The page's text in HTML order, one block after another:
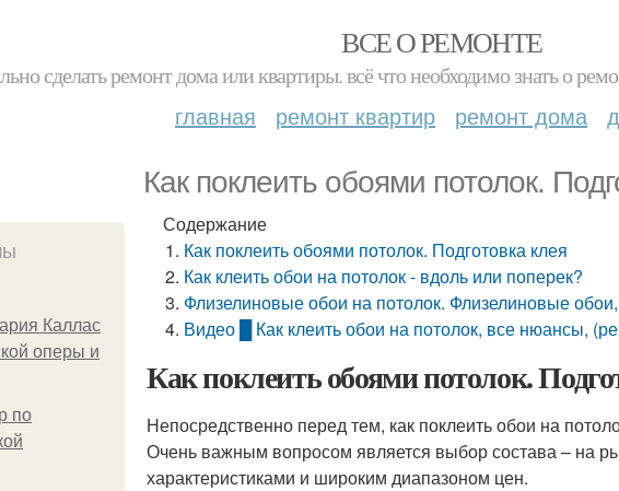
ВСЕ О РЕМОНТЕ
сделать ремонт дома или квартиры. всё что необходимо знать о
главная ремонт квартир ремонт дома
Как поклеить обоями потолок.
Каллас
оперы и
по
Содержание
Как поклеить обоями потолок. Подготовка клея
Как клеить обои на потолок - вдоль или поперек?
Флизелиновые обои на потолок. Флизелиновые
Видео █ Как клеить обои на потолок, все нюансы,
Как поклеить обоями потолок.
Непосредственно перед тем, как поклеить обои на
Очень важным вопросом является выбор состава – на
характеристиками и широким диапазоном цен.